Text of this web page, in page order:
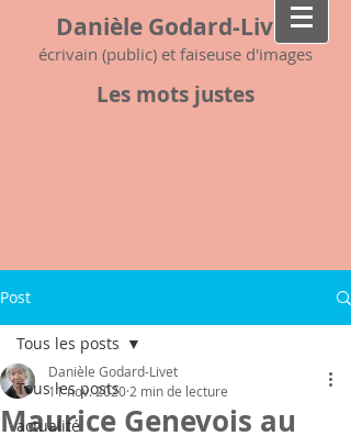
Danièle Godard-Livet
écrivain (public) et faiseuse d'images
Les mots justes
Post
Tous les posts
actualité
Tous les posts
Maurice Genevois au
Danièle Godard-Livet
11 nov. 2020 2 min de lecture